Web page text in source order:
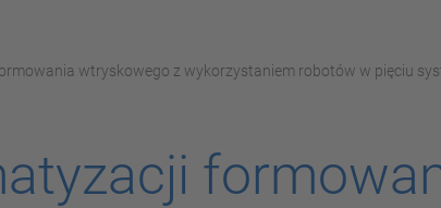
wtryskowego z wykorzystaniem robotów w pięciu